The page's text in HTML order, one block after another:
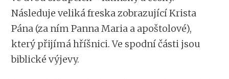
Následuje veliká freska zobrazující Krista
Pána (za ním Panna Maria a apoštolové),
který přijímá hříšnici. Ve spodní části jsou
biblické výjevy.